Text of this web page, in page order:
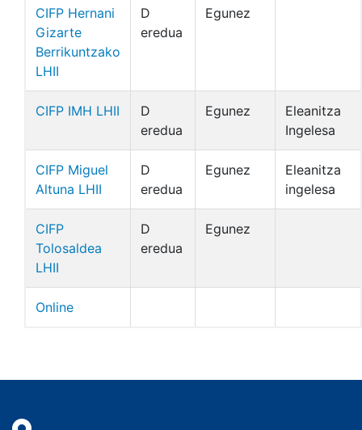
CIFP Hernani
Gizarte
Berrikuntzako
LHII
D
eredua
Egunez
CIFP IMH LHII
D
eredua
Egunez
Eleanitza
Ingelesa
CIFP Miguel
Altuna LHII
D
eredua
Egunez
Eleanitza
ingelesa
CIFP
Tolosaldea
LHII
D
eredua
Egunez
Online